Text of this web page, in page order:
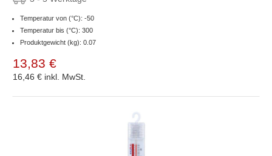
Temperatur von (°C): -50
Temperatur bis (°C): 300
Produktgewicht (kg): 0.07
13,83 €
16,46 € inkl. MwSt.